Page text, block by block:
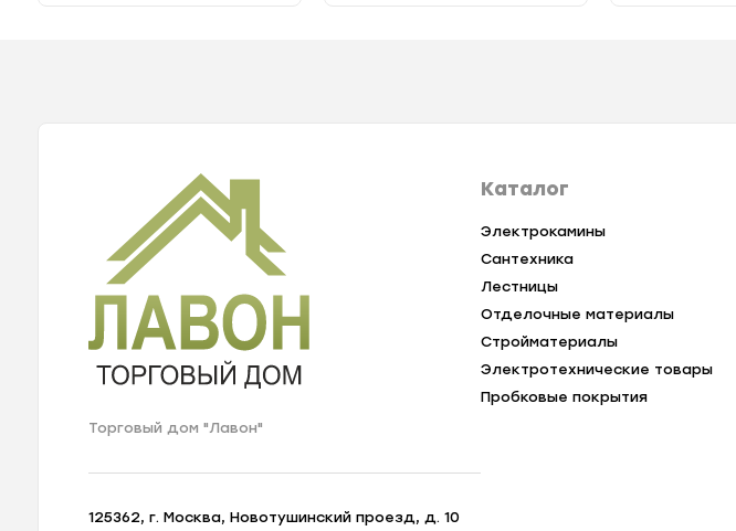
Торговый дом "Лавон"
125362, г. Москва, Новотушинский проезд, д. 10
Каталог
Электрокамины
Сантехника
Лестницы
Отделочные материалы
Стройматериалы
Электротехнические товары
Пробковые покрытия